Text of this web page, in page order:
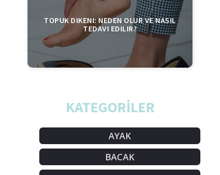
TOPUK DIKENI: NEDEN OLUR VE NASIL
TEDAVI EDILIR?
KATEGORİLER
AYAK
BACAK